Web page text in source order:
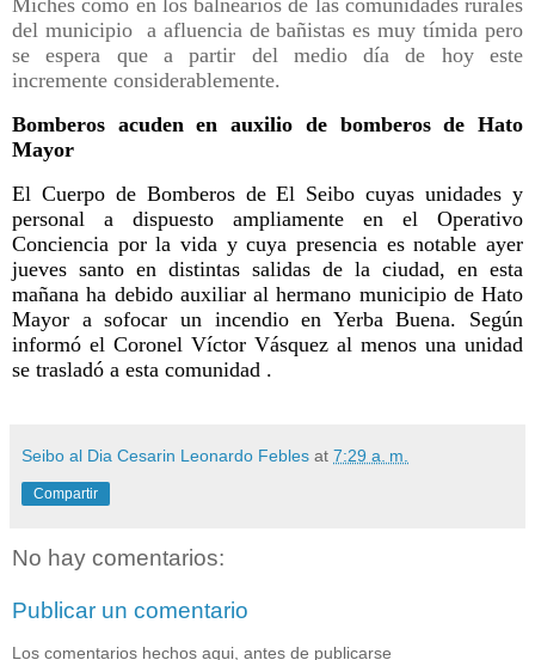
del municipio a afluencia de bañistas es muy tímida pero
se espera que a partir del mediodía de hoy este
incremente considerablemente.
Bomberos acuden en auxilio de bomberos de Hato
Mayor
El Cuerpo de Bomberos de El Seibo cuyas unidades y
personal a dispuesto ampliamente en el Operativo
Conciencia por la vida y cuya presencia es notable ayer
jueves santo en distintas salidas de la ciudad, en esta
mañana ha debido auxiliar al hermano municipio de Hato
Mayor a sofocar un incendio en Yerba Buena. Según
informó el Coronel Víctor Vásquez al menos una unidad
se trasladó a esta comunidad .
Seibo al Dia Cesarin Leonardo Febles at 7:29 a. m.
Compartir
No hay comentarios:
Publicar un comentario
Los comentarios hechos aqui, antes de publicarse